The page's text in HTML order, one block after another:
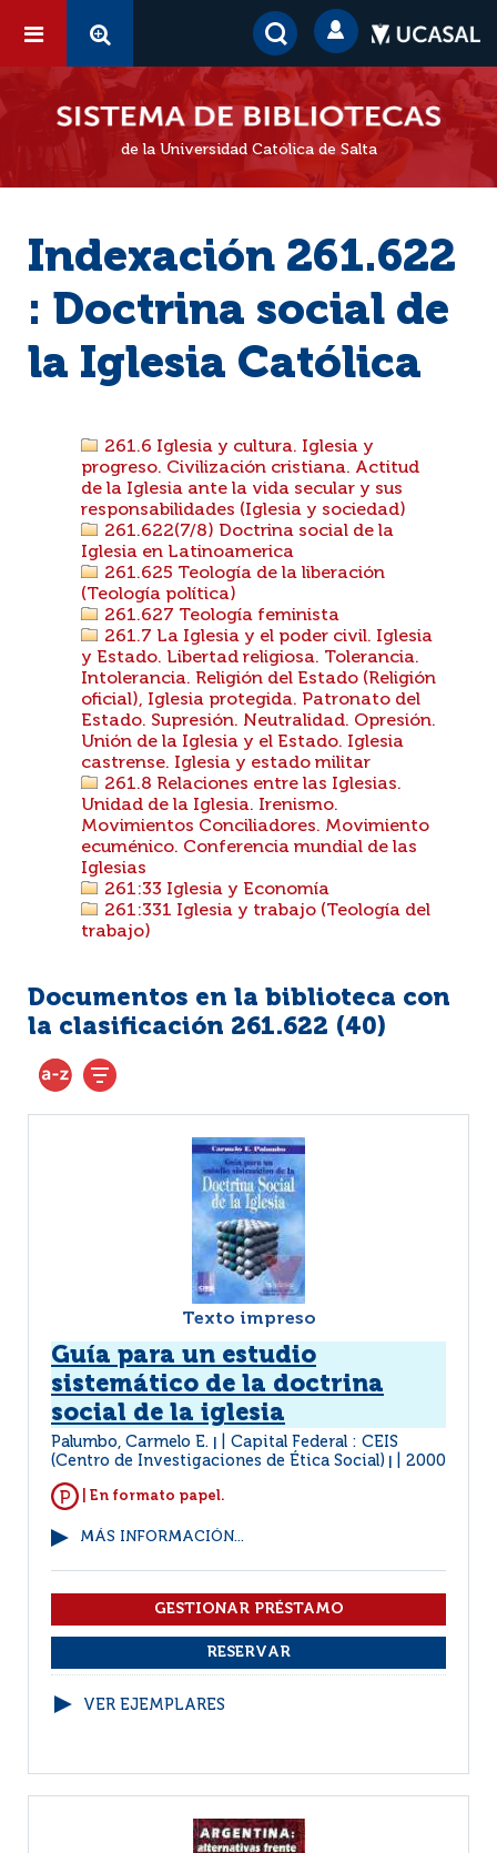
de la Universidad Católica de Salta
Indexación 261.622
: Doctrina social de
la Iglesia Católica
261.6 Iglesia y cultura. Iglesia y
progreso. Civilización cristiana. Actitud
de la Iglesia ante la vida secular y sus
responsabilidades (Iglesia y sociedad)
261.622(7/8) Doctrina social de la
Iglesia en Latinoamerica
261.625 Teología de la liberación
(Teología política)
261.627 Teología feminista
261.7 La Iglesia y el poder civil. Iglesia
y Estado. Libertad religiosa. Tolerancia.
Intolerancia. Religión del Estado (Religión
oficial), Iglesia protegida. Patronato del
Estado. Supresión. Neutralidad. Opresión.
Unión de la Iglesia y el Estado. Iglesia
castrense. Iglesia y estado militar
261.8 Relaciones entre las Iglesias.
Unidad de la Iglesia. Irenismo.
Movimientos Conciliadores. Movimiento
ecuménico. Conferencia mundial de las
Iglesias
261:33 Iglesia y Economía
261:331 Iglesia y trabajo (Teología del
trabajo)
Documentos en la biblioteca con
la clasificación 261.622 (40)
Texto impreso
Guía para un estudio
sistemático de la doctrina
social de la iglesia
Palumbo, Carmelo E.
Capital Federal : CEIS
(Centro de Investigaciones de Ética Social)
2000
| En formato papel.
MÁS INFORMACIÓN...
VER EJEMPLARES